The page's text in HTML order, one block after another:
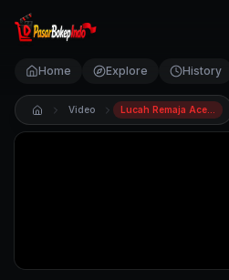
Home Explore History
Video